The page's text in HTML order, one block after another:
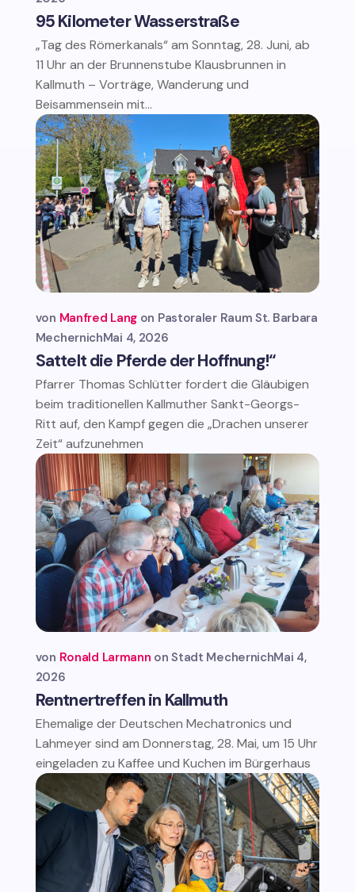
95 Kilometer Wasserstraße
„Tag des Römerkanals“ am Sonntag, 28. Juni, ab
11 Uhr an der Brunnenstube Klausbrunnen in
Kallmuth – Vorträge, Wanderung und
Beisammensein mit...
Sattelt die Pferde der Hoffnung!“
von Manfred Lang
Pastoraler Raum St. Barbara
MechernichMai 4, 2026
Pfarrer Thomas Schlütter fordert die Gläubigen
beim traditionellen Kallmuther Sankt-Georgs-
Ritt auf, den Kampf gegen die „Drachen unserer
Zeit“ aufzunehmen
Rentnertreffen in Kallmuth
von Ronald Larmann Stadt MechernichMai 4,
2026
Ehemalige der Deutschen Mechatronics und
Lahmeyer sind am Donnerstag, 28. Mai, um 15 Uhr
eingeladen zu Kaffee und Kuchen im Bürgerhaus